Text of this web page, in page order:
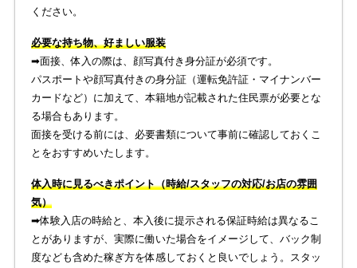
ください。
必要な持ち物、好ましい服装
➡︎面接、体入の際は、顔写真付き身分証が必須です。
パスポートや顔写真付きの身分証（運転免許証・マイナンバー
カードなど）に加えて、本籍地が記載された住民票が必要とな
る場合もあります。
面接を受ける前には、必要書類について事前に確認しておくこ
とをおすすめいたします。
体入時に見るべきポイント（時給/スタッフの対応/お店の雰囲
気）
➡︎体験入店の時給と、本入後に提示される保証時給は異なるこ
とがありますが、実際に働いた場合をイメージして、バック制
度なども含めた稼ぎ方を体感しておくと良いでしょう。スタッ